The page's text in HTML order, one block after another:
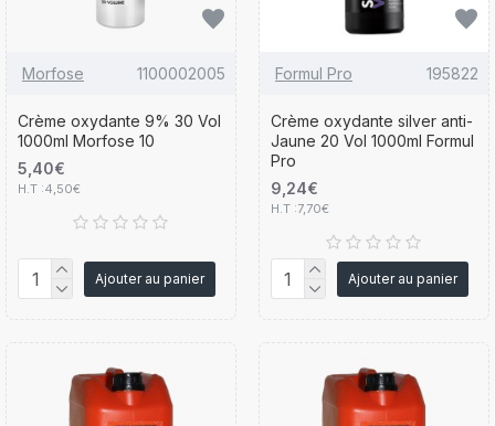
Morfose 1100002005
Crème oxydante 9% 30 Vol
1000ml Morfose 10
5,40€
H.T :4,50€
Ajouter au panier
Formul Pro 195822
Crème oxydante silver anti-
Jaune 20 Vol 1000ml Formul
Pro
9,24€
H.T :7,70€
Ajouter au panier